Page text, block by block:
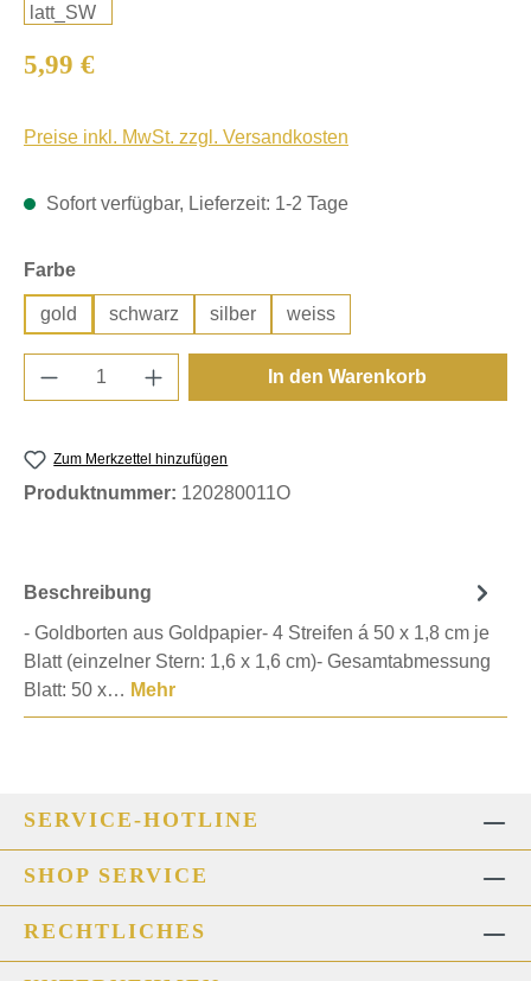
Regulärer Preis:
5,99 €
Preise inkl. MwSt. zzgl. Versandkosten
Sofort verfügbar, Lieferzeit: 1-2 Tage
Farbeauswählen
gold schwarz silber weiss
Produkt Anzahl: Gib den gewünschten
In den Warenkorb
Zum Merkzettel hinzufügen
Produktnummer: 120280011O
Beschreibung
- Goldborten aus Goldpapier- 4 Streifen á 50 x 1,8 cm je
Blatt (einzelner Stern: 1,6 x 1,6 cm)- Gesamtabmessung
Blatt: 50 x… Mehr
SERVICE-HOTLINE
SHOP SERVICE
RECHTLICHES